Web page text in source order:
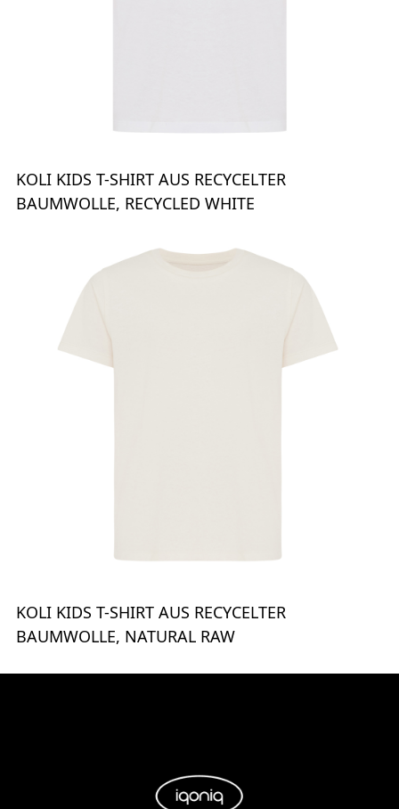
KOLI KIDS T-SHIRT AUS RECYCELTER
BAUMWOLLE, RECYCLED WHITE
KOLI KIDS T-SHIRT AUS RECYCELTER
BAUMWOLLE, NATURAL RAW